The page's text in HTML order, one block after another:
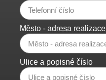
Město - adresa realizace
Ulice a popisné číslo